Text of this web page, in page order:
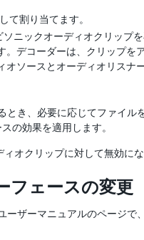
て割り当てます。
ニックオーディオクリップ
デコーダーは、クリップ
ソースとオーディオリス
き、必要に応じてファイ
の効果を適用します。
オクリップに対して無効にな
フェースの変更
ザーマニュアルのページで、